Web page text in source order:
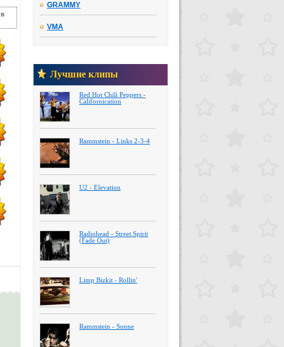
GRAMMY
VMA
Лучшие клипы
Red Hot Chili Peppers -
Californication
Rammstein - Links 2-3-4
U2 - Elevation
Radiohead - Street Spirit
(Fade Out)
Limp Bizkit - Rollin'
Rammstein - Sonne